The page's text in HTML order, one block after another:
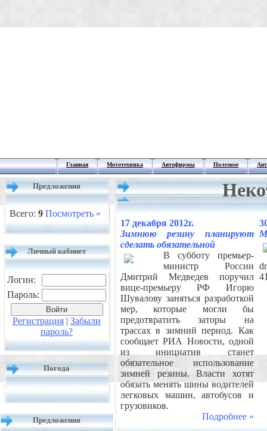
Главная Мототехника Автофирмы Полезное
Предложения
Всего: 9 Посмотреть »
Личный кабинет
Логин:
Пароль:
Регистрация | Забыли
пароль?
Погода
Предложения
17 декабря 2012г.
Зимнюю резину планируют
сделать обязательной
В субботу премьер-
министр России
Дмитрий Медведев поручил
вице-премьеру РФ Игорю
Шувалову заняться разработкой
мер, которые могли бы
предотвратить заторы на
трассах в зимний период. Как
сообщает РИА Новости, одной
из инициатив станет
обязательное использование
зимней резины. Власти хотят
обязать менять шины водителей
легковых машин, автобусов и
грузовиков.
Подробнее »